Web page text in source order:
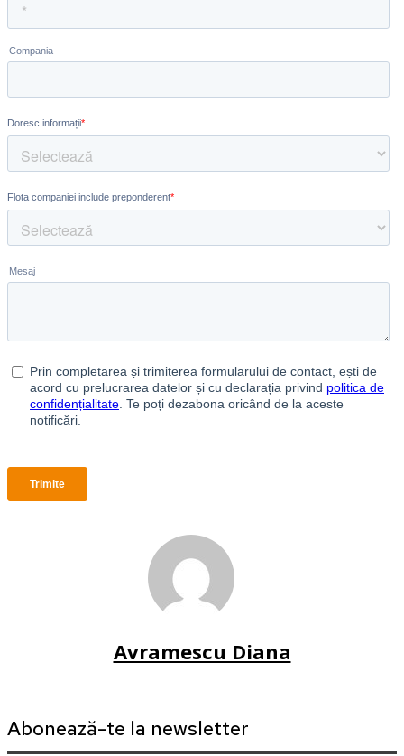
Avramescu Diana
Abonează-te la newsletter